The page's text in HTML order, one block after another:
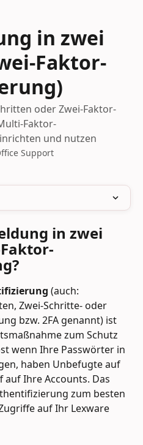
in zwei
Faktor-
oder Zwei-Faktor-
Faktor-
und nutzen
Support
in zwei
(auch:
Zwei-Schritte- oder
bzw. 2FA genannt) ist
zum Schutz
wenn Ihre Passwörter in
haben Unbefugte auf
auf Ihre Accounts. Das
zum besten
auf Ihr Lexware